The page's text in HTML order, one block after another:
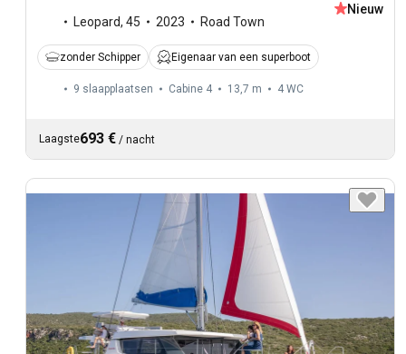
Leopard, 45 2023 Road Town
Nieuw
zonder Schipper Eigenaar van een superboot
9 slaapplaatsen Cabine 4 13,7 m 4 WC
Laagste693 € / nacht